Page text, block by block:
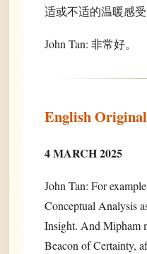
适或不适的温暖感受
John Tan: 非常好。
English
4 MARCH 2025
John Tan: For
Conceptual Analysis
Insight. And Mipham
Beacon of Certainty,